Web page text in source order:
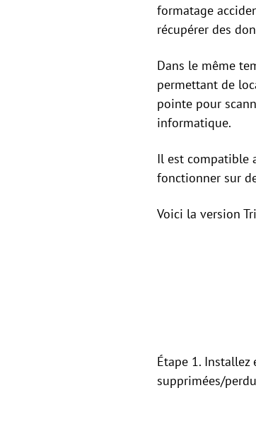
formatage
récupérer des
Dans le même
permettant de
pointe pour
informatique.
Il est compatible
fonctionner sur
Voici la version
Étape 1. Installez
supprimées/